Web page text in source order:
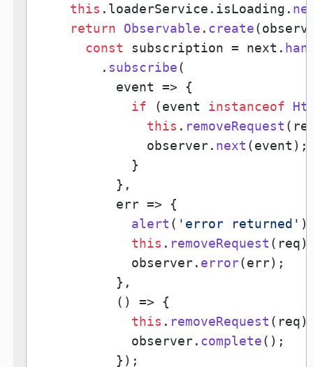
this . loaderService . isLoading .
return
Observable . create(
const subscription = next.
        .
subscribe(
event => {
if (event instanceof
this . removeRequest
              observer.
next (event);
            }
          },
err => {
alert ( 'error returned'
this . removeRequest
            observer.
error(err);
          },
() => {
this . removeRequest
            observer.
complete();
          });